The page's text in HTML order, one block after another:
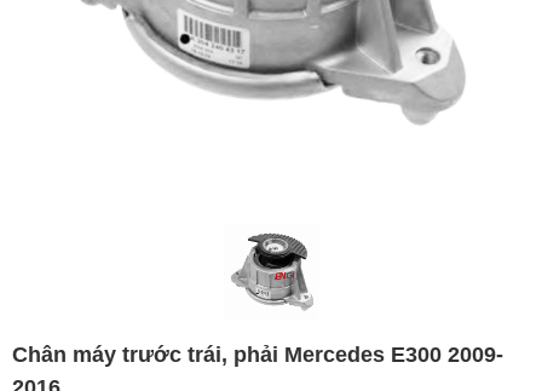
Chân máy trước trái, phải Mercedes E300 2009-